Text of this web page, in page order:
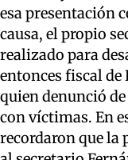
esa presentación
causa, el propio
realizado para
entonces fiscal de
quien denunció
con víctimas. En
recordaron que la